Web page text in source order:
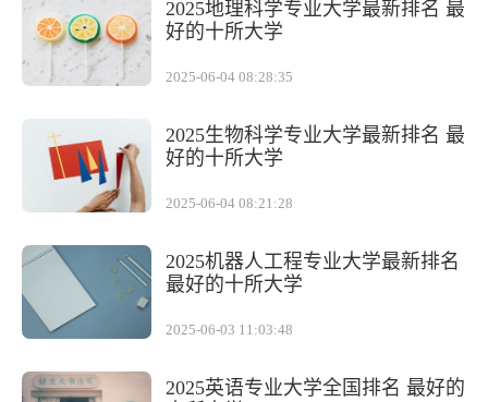
2025地理科学专业大学最新排名 最
好的十所大学
2025-06-04 08:28:35
2025生物科学专业大学最新排名 最
好的十所大学
2025-06-04 08:21:28
2025机器人工程专业大学最新排名
最好的十所大学
2025-06-03 11:03:48
2025英语专业大学全国排名 最好的